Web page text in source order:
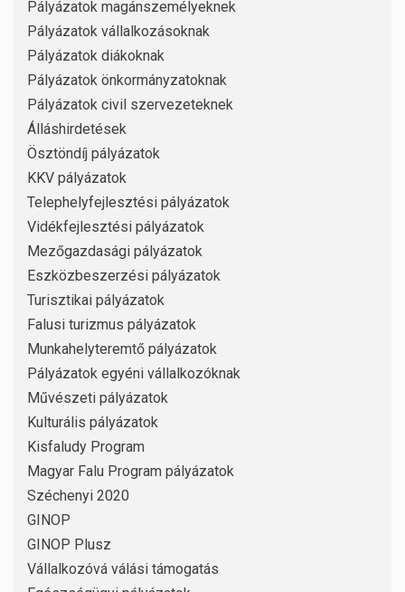
Pályázatok magánszemélyeknek
Pályázatok vállalkozásoknak
Pályázatok diákoknak
Pályázatok önkormányzatoknak
Pályázatok civil szervezeteknek
Álláshirdetések
Ösztöndíj pályázatok
KKV pályázatok
Telephelyfejlesztési pályázatok
Vidékfejlesztési pályázatok
Mezőgazdasági pályázatok
Eszközbeszerzési pályázatok
Turisztikai pályázatok
Falusi turizmus pályázatok
Munkahelyteremtő pályázatok
Pályázatok egyéni vállalkozóknak
Művészeti pályázatok
Kulturális pályázatok
Kisfaludy Program
Magyar Falu Program pályázatok
Széchenyi 2020
GINOP
GINOP Plusz
Vállalkozóvá válási támogatás